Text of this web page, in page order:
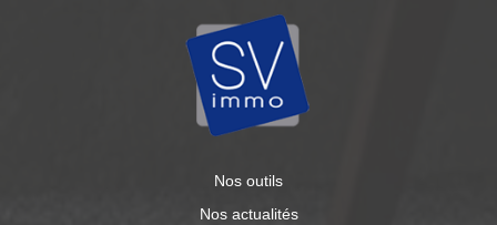
Nos outils
Nos actualités